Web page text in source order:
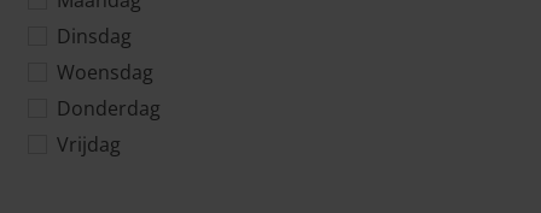
Dinsdag
Woensdag
Donderdag
Vrijdag